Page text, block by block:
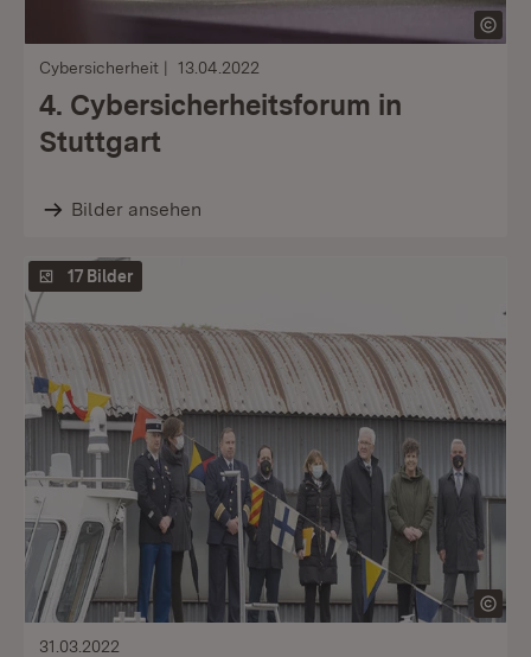
Cybersicherheit 13.04.2022
4. Cybersicherheitsforum in
Stuttgart
Bilder ansehen
17 Bilder
31.03.2022